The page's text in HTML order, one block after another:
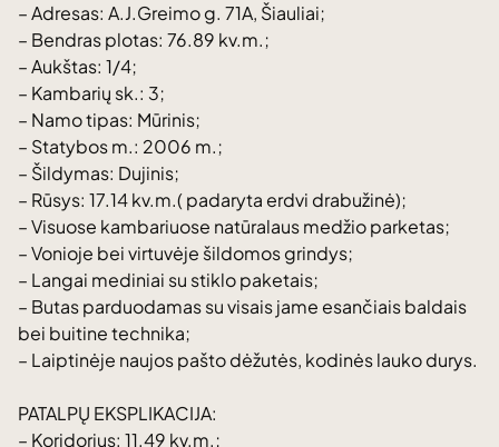
– Adresas: A.J.Greimo g. 71A, Šiauliai;
– Bendras plotas: 76.89 kv.m.;
– Aukštas: 1/4;
– Kambarių sk.: 3;
– Namo tipas: Mūrinis;
– Statybos m.: 2006 m.;
– Šildymas: Dujinis;
– Rūsys: 17.14 kv.m.( padaryta erdvi drabužinė);
– Visuose kambariuose natūralaus medžio parketas;
– Vonioje bei virtuvėje šildomos grindys;
– Langai mediniai su stiklo paketais;
– Butas parduodamas su visais jame esančiais baldais
bei buitine technika;
– Laiptinėje naujos pašto dėžutės, kodinės lauko durys.
PATALPŲ EKSPLIKACIJA:
– Koridorius: 11.49 kv.m.;